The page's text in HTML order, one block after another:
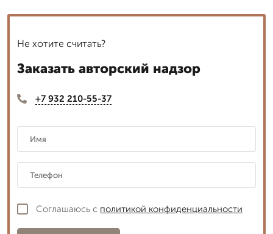
Не хотите считать?
Заказать авторский надзор
+7 932 210-55-37
Соглашаюсь с политикой конфиденциальности